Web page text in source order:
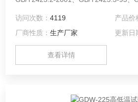
访问次数：4119 产品价
厂商性质：生产厂家 更新日
查看详情